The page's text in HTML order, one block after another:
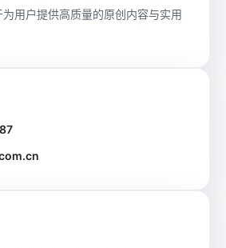
用户提供高质量的原创内容与实用